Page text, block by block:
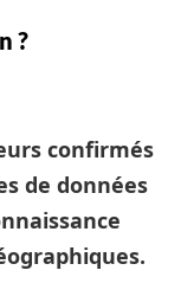
?
confirmés
de données